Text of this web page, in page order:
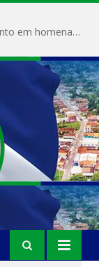
Prefeitura de Magalhães Barata realiza evento em homenagem ao Dia Internacional da Mulher